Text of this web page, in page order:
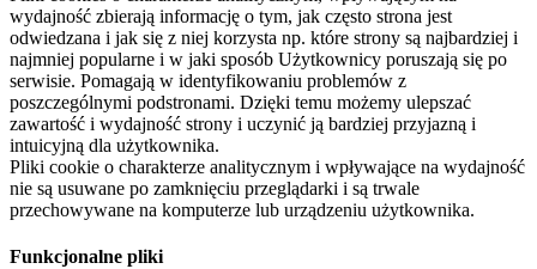
wydajność zbierają informację o tym, jak często strona jest
odwiedzana i jak się z niej korzysta np. które strony są najbardziej i
najmniej popularne i w jaki sposób Użytkownicy poruszają się po
serwisie. Pomagają w identyfikowaniu problemów z
poszczególnymi podstronami. Dzięki temu możemy ulepszać
zawartość i wydajność strony i uczynić ją bardziej przyjazną i
intuicyjną dla użytkownika.
Pliki cookie o charakterze analitycznym i wpływające na wydajność
nie są usuwane po zamknięciu przeglądarki i są trwale
przechowywane na komputerze lub urządzeniu użytkownika.
Funkcjonalne pliki